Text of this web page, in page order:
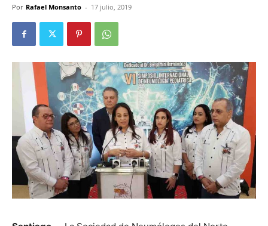
Por Rafael Monsanto - 17 julio, 2019